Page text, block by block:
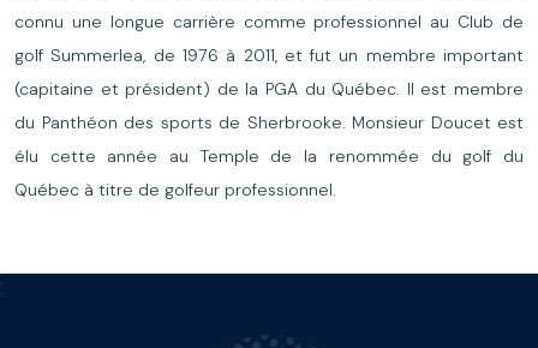
connu une longue carrière comme professionnel au Club de
golf Summerlea, de 1976 à 2011, et fut un membre important
(capitaine et président) de la PGA du Québec. Il est membre
du Panthéon des sports de Sherbrooke. Monsieur Doucet est
élu cette année au Temple de la renommée du golf du
Québec à titre de golfeur professionnel.